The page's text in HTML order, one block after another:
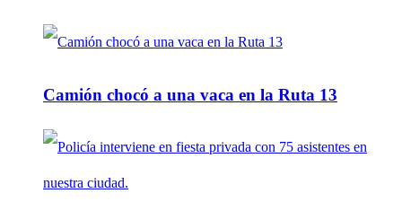
Camión chocó a una vaca en la Ruta 13